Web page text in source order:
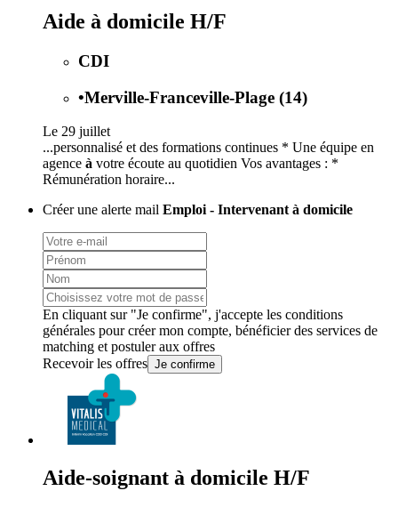
Aide à domicile H/F
CDI
•Merville-Franceville-Plage (14)
Le 29 juillet
...personnalisé et des formations continues * Une équipe en
agence à votre écoute au quotidien Vos avantages : *
Rémunération horaire...
Créer une alerte mail Emploi - Intervenant à domicile
En cliquant sur "Je confirme", j'accepte les conditions
générales pour créer mon compte, bénéficier des services de
matching et postuler aux offres
Recevoir les offres Je confirme
Aide-soignant à domicile H/F